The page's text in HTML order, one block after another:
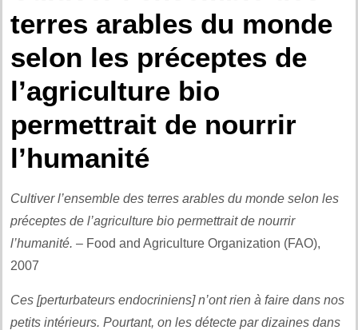
terres arables du monde
selon les préceptes de
l’agriculture bio
permettrait de nourrir
l’humanité
Cultiver l’ensemble des terres arables du monde selon les
préceptes de l’agriculture bio permettrait de nourrir
l’humanité. – Food and Agriculture Organization (FAO),
2007
Ces [perturbateurs endocriniens] n’ont rien à faire dans nos
petits intérieurs. Pourtant, on les détecte par dizaines dans